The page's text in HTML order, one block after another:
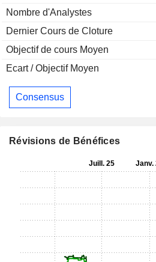
Nombre d'Analystes
Dernier Cours de Cloture
Objectif de cours Moyen
Ecart / Objectif Moyen
Consensus
Révisions de Bénéfices